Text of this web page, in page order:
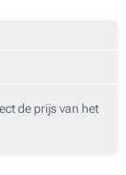
de prijs van het